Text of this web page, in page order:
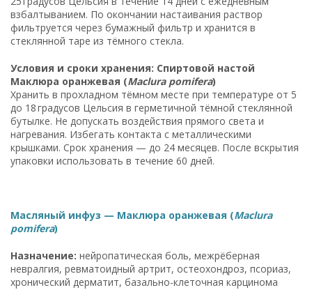
взбалтыванием. По окончании настаивания раствор
фильтруется через бумажный фильтр и хранится в
стеклянной таре из тёмного стекла.
Условия и сроки хранения: Спиртовой настой
Маклюра оранжевая (Maclura pomifera)
Хранить в прохладном тёмном месте при температуре от 5
до 18 градусов Цельсия в герметичной тёмной стеклянной
бутылке. Не допускать воздействия прямого света и
нагревания. Избегать контакта с металлическими
крышками. Срок хранения — до 24 месяцев. После вскрытия
упаковки использовать в течение 60 дней.
Масляный инфуз — Маклюра оранжевая (Maclura
pomifera)
Назначение: нейропатическая боль, межрёберная
невралгия, ревматоидный артрит, остеохондроз, псориаз,
хронический дерматит, базально-клеточная карцинома